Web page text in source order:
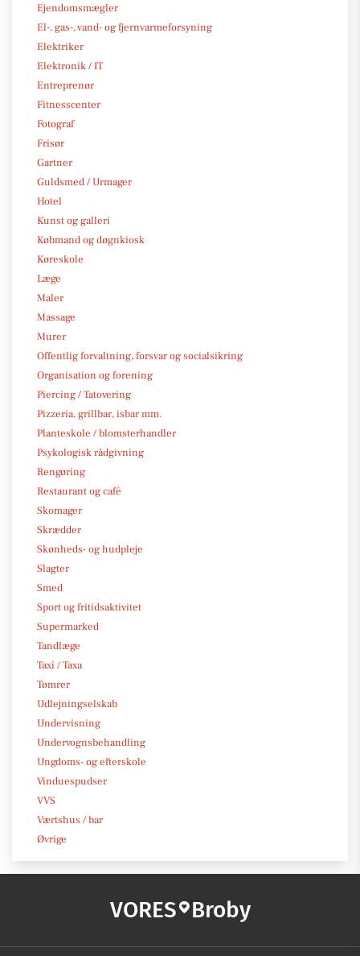
Ejendomsmægler
El-, gas-, vand- og fjernvarmeforsyning
Elektriker
Elektronik / IT
Entreprenør
Fitnesscenter
Fotograf
Frisør
Gartner
Guldsmed / Urmager
Hotel
Kunst og galleri
Købmand og døgnkiosk
Køreskole
Læge
Maler
Massage
Murer
Offentlig forvaltning, forsvar og socialsikring
Organisation og forening
Piercing / Tatovering
Pizzeria, grillbar, isbar mm.
Planteskole / blomsterhandler
Psykologisk rådgivning
Rengøring
Restaurant og café
Skomager
Skrædder
Skønheds- og hudpleje
Slagter
Smed
Sport og fritidsaktivitet
Supermarked
Tandlæge
Taxi / Taxa
Tømrer
Udlejningselskab
Undervisning
Undervognsbehandling
Ungdoms- og efterskole
Vinduespudser
VVS
Værtshus / bar
Øvrige
VORES Broby